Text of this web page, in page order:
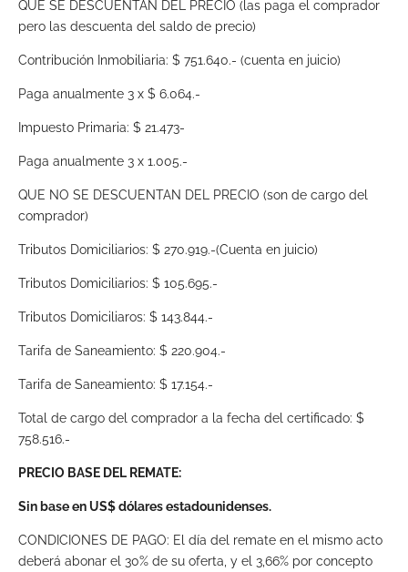
QUE SE DESCUENTAN DEL PRECIO (las paga el comprador
pero las descuenta del saldo de precio)
Contribución Inmobiliaria: $ 751.640.- (cuenta en juicio)
Paga anualmente 3 x $ 6.064.-
Impuesto Primaria: $ 21.473-
Paga anualmente 3 x 1.005.-
QUE NO SE DESCUENTAN DEL PRECIO (son de cargo del
comprador)
Tributos Domiciliarios: $ 270.919.-(Cuenta en juicio)
Tributos Domiciliarios: $ 105.695.-
Tributos Domiciliaros: $ 143.844.-
Tarifa de Saneamiento: $ 220.904.-
Tarifa de Saneamiento: $ 17.154.-
Total de cargo del comprador a la fecha del certificado: $
758.516.-
PRECIO BASE DEL REMATE:
Sin base en US$ dólares estadounidenses.
CONDICIONES DE PAGO: El día del remate en el mismo acto
deberá abonar el 30% de su oferta, y el 3,66% por concepto